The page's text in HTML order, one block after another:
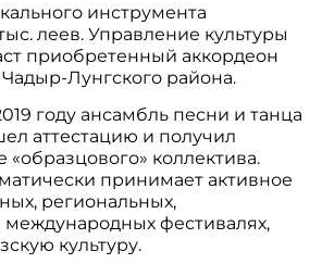
инструмента
леев. Управление культуры
приобретенный аккордеон
Лунгского района.
году ансамбль песни и танца
аттестацию и получил
«образцового» коллектива.
принимает активное
региональных,
фестивалях,
культуру.